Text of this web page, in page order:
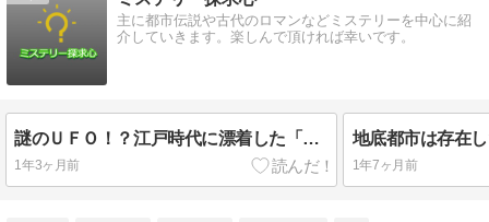
主に都市伝説や古代のロマンなどミステリーを中心に紹
介していきます。楽しんで頂ければ幸いです。
謎のＵＦＯ！？江戸時代に漂着した「うつろ舟」伝説の真実を追え！
1年3ヶ月前 1年7ヶ月前